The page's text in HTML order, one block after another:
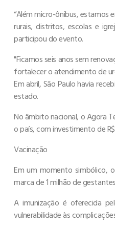
“Além micro-ônibus, estamos
rurais, distritos, escolas e
participou do evento.
"Ficamos seis anos sem
fortalecer o atendimento de
Em abril, São Paulo havia
estado.
No âmbito nacional, o Agora
o país, com investimento de
Vacinação
Em um momento simbólico,
marca de 1 milhão de
A imunização é oferecida
vulnerabilidade às